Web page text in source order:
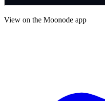
View on the Moonode app